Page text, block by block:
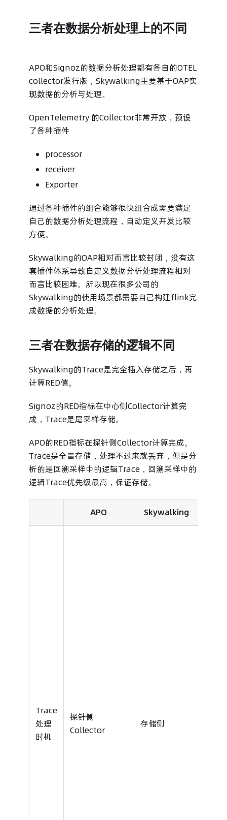
三者在数据分析处理上的不同
APO和Signoz的数据分析处理都有各自的OTEL
collector发行版，Skywalking主要基于OAP实
现数据的分析与处理。
OpenTelemetry 的Collector非常开放，预设
了各种插件
processor
receiver
Exporter
通过各种插件的组合能够很快组合成需要满足
自己的数据分析处理流程，自动定义开发比较
方便。
Skywalking的OAP相对而言比较封闭，没有这
套插件体系导致自定义数据分析处理流程相对
而言比较困难。所以现在很多公司的
Skywalking的使用场景都需要自己构建flink完
成数据的分析处理。
三者在数据存储的逻辑不同
Skywalking的Trace是完全插入存储之后，再
计算RED值。
Signoz的RED指标在中心侧Collector计算完
成，Trace是尾采样存储。
APO的RED指标在探针侧Collector计算完成。
Trace是全量存储，处理不过来就丢弃，但是分
析的是回溯采样中的逻辑Trace，回溯采样中的
逻辑Trace优先级最高，保证存储。
APO Skywalking
Trace
处理
时机
探针侧
Collector
存储侧